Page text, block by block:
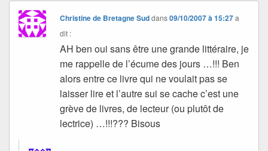
Christine de Bretagne Suddans09/10/2007 à 15:27 a
dit :
AH ben oui sans être une grande littéraire, je
me rappelle de l’écume des jours …!!! Ben
alors entre ce livre qui ne voulait pas se
laisser lire et l’autre sui se cache c’est une
grève de livres, de lecteur (ou plutôt de
lectrice) …!!!??? Bisous